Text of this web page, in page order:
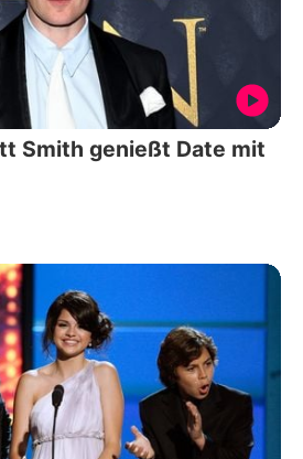
Smith genießt Date mit